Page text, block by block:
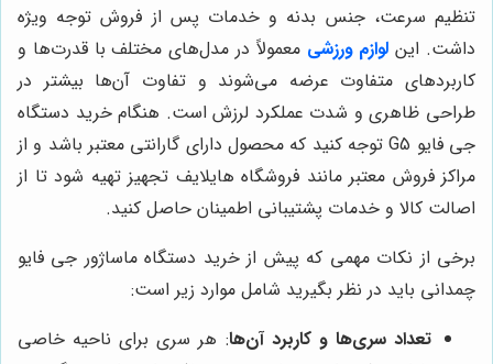
تنظیم سرعت، جنس بدنه و خدمات پس از فروش توجه ویژه
داشت. این لوازم ورزشی معمولاً در مدل‌های مختلف با قدرت‌ها و
کاربردهای متفاوت عرضه می‌شوند و تفاوت آن‌ها بیشتر در
طراحی ظاهری و شدت عملکرد لرزش است. هنگام خرید دستگاه
جی فایو G5 توجه کنید که محصول دارای گارانتی معتبر باشد و از
مراکز فروش معتبر مانند فروشگاه هایلایف تجهیز تهیه شود تا از
اصالت کالا و خدمات پشتیبانی اطمینان حاصل کنید.
برخی از نکات مهمی که پیش از خرید دستگاه ماساژور جی فایو
چمدانی باید در نظر بگیرید شامل موارد زیر است:
تعداد سری‌ها و کاربرد آن‌ها: هر سری برای ناحیه خاصی